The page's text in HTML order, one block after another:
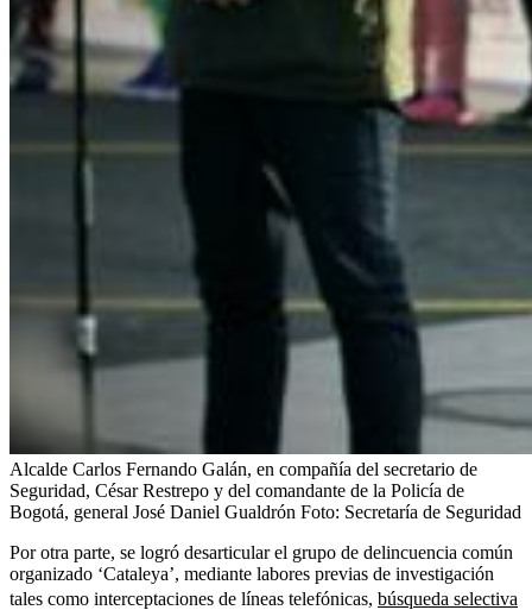
Alcalde Carlos Fernando Galán, en compañía del secretario de
Seguridad, César Restrepo y del comandante de la Policía de
Bogotá, general José Daniel Gualdrón Foto: Secretaría de Seguridad
Por otra parte, se logró desarticular el grupo de delincuencia común
organizado ‘Cataleya’, mediante labores previas de investigación
tales como interceptaciones de líneas telefónicas, búsqueda selectiva